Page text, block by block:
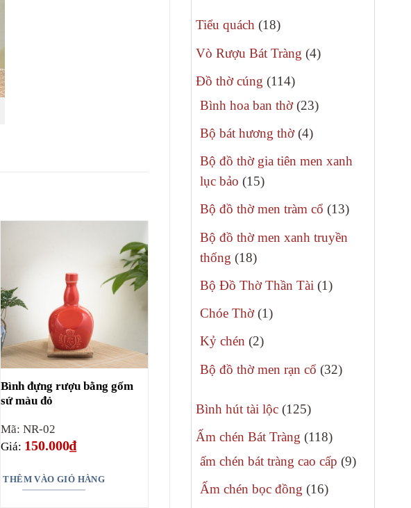
Tiểu quách 1818
phẩm
Vò Rượu Bát Tràng 44
Đồ thờ cúng 114114
sản
Bình hoa ban thờ 2323
Bộ bát hương thờ 44
Bộ đồ thờ gia tiên men xanh
lục bảo
1515
Bộ đồ thờ men tràm cổ 1313
Bộ đồ thờ men xanh truyền
thống
1818
Bộ Đồ Thờ Thần Tài 11
Chóe Thờ 11
Kỷ chén 22
Bộ đồ thờ men rạn cổ 3232
Bình hút tài lộc 125125
phẩm
Ấm chén Bát Tràng 118118
sản
ấm chén bát tràng cao cấp 99
Ấm chén bọc đồng 1616
Bình đựng rượu bằng gốm
sứ màu đỏ
Mã: NR-02
Giá: 150.000₫
THÊM VÀO GIỎ HÀNG